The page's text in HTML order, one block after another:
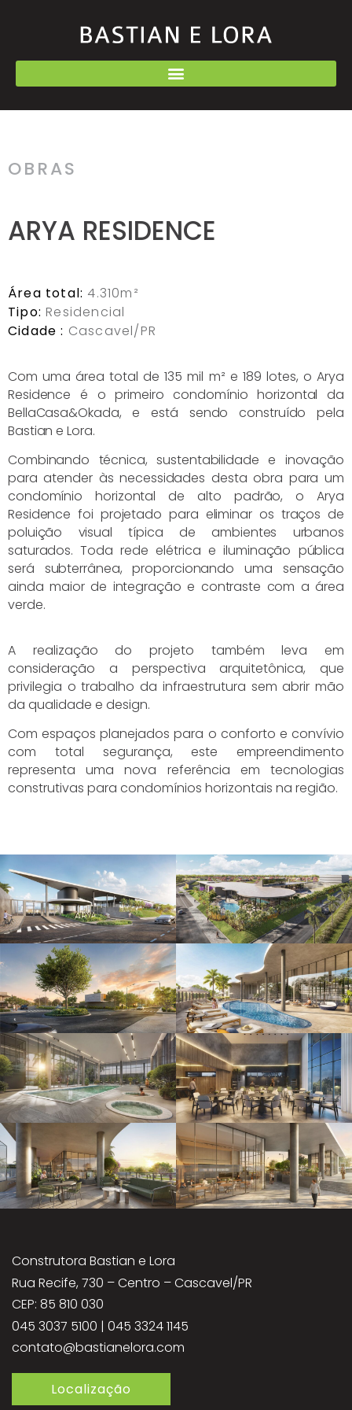
OBRAS
ARYA RESIDENCE
Área total: 4.310m²
Tipo: Residencial
Cidade : Cascavel/PR
Com uma área total de 135 mil m² e 189 lotes, o Arya
Residence é o primeiro condomínio horizontal da
BellaCasa&Okada, e está sendo construído pela
Bastian e Lora.
Combinando técnica, sustentabilidade e inovação
para atender às necessidades desta obra para um
condomínio horizontal de alto padrão, o Arya
Residence foi projetado para eliminar os traços de
poluição visual típica de ambientes urbanos
saturados. Toda rede elétrica e iluminação pública
será subterrânea, proporcionando uma sensação
ainda maior de integração e contraste com a área
verde.
A realização do projeto também leva em
consideração a perspectiva arquitetônica, que
privilegia o trabalho da infraestrutura sem abrir mão
da qualidade e design.
Com espaços planejados para o conforto e convívio
com total segurança, este empreendimento
representa uma nova referência em tecnologias
construtivas para condomínios horizontais na região.
Construtora Bastian e Lora
Rua Recife, 730 – Centro – Cascavel/PR
CEP: 85 810 030
045 3037 5100 | 045 3324 1145
contato@bastianelora.com
Localização